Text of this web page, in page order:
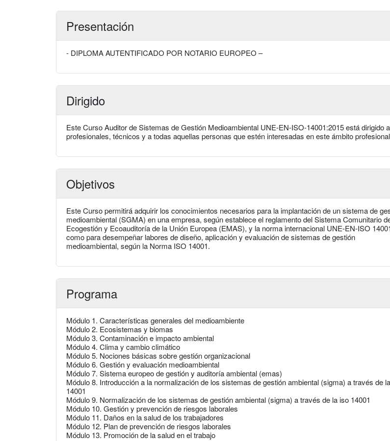
Presentación
- DIPLOMA AUTENTIFICADO POR NOTARIO EUROPEO –
Dirigido
Este Curso Auditor de Sistemas de Gestión Medioambiental UNE-EN-ISO-14001:2015 está dirigido a
profesionales, técnicos y a todas aquellas personas que estén interesadas en este ámbito
Objetivos
Este Curso permitirá adquirir los conocimientos necesarios para la implantación de un sistema de
medioambiental (SGMA) en una empresa, según establece el reglamento del Sistema Comunitario
Ecogestión y Ecoauditoría de la Unión Europea (EMAS), y la norma internacional UNE-EN-ISO
como para desempeñar labores de diseño, aplicación y evaluación de sistemas de gestión
medioambiental, según la Norma ISO 14001.
Programa
Módulo 1. Características generales del medioambiente
Módulo 2. Ecosistemas y biomas
Módulo 3. Contaminación e impacto ambiental
Módulo 4. Clima y cambio climático
Módulo 5. Nociones básicas sobre gestión organizacional
Módulo 6. Gestión y evaluación medioambiental
Módulo 7. Sistema europeo de gestión y auditoría ambiental (emas)
Módulo 8. Introducción a la normalización de los sistemas de gestión ambiental (sigma) a través de
14001
Módulo 9. Normalización de los sistemas de gestión ambiental (sigma) a través de la iso 14001
Módulo 10. Gestión y prevención de riesgos laborales
Módulo 11. Daños en la salud de los trabajadores
Módulo 12. Plan de prevención de riesgos laborales
Módulo 13. Promoción de la salud en el trabajo